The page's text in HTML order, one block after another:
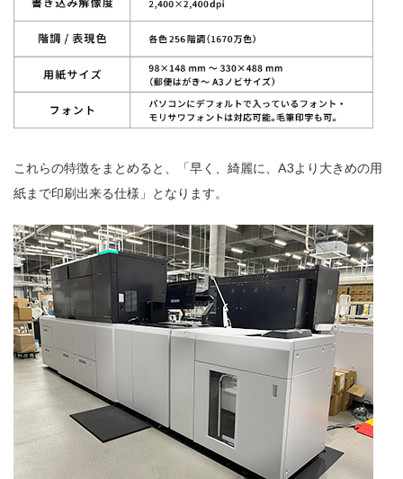
これらの特徴をまとめると、「早く、綺麗に、A3より大きめの用
紙まで印刷出来る仕様」となります。